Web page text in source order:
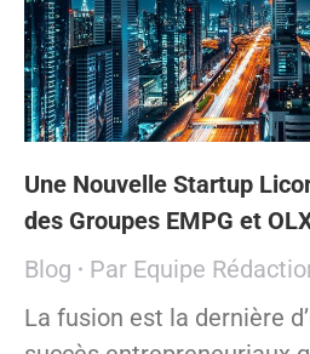
Une Nouvelle Startup
des Groupes EMPG et
Blog
Par Equipe
La fusion est la dernière